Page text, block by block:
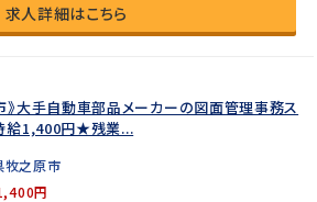
求人詳細はこちら
》大手自動車部品メーカーの図面管理事務ス
給1,400円★残業...
牧之原市
円